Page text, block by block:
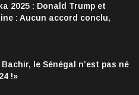
2025 : Donald Trump et
: Aucun accord conclu,
le Sénégal n’est pas né
!»